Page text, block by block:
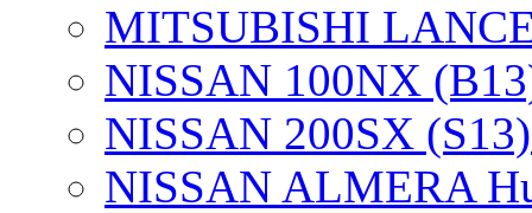
MITSUBISHI
NISSAN 100NX
NISSAN 200SX
NISSAN ALMERA